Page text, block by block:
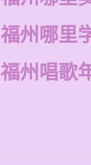
福州哪里
福州唱歌